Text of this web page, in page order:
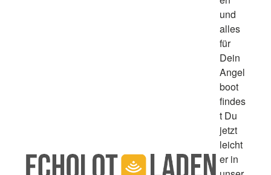
und
alles
für
Dein
Angel
boot
findes
t Du
jetzt
leicht
er in